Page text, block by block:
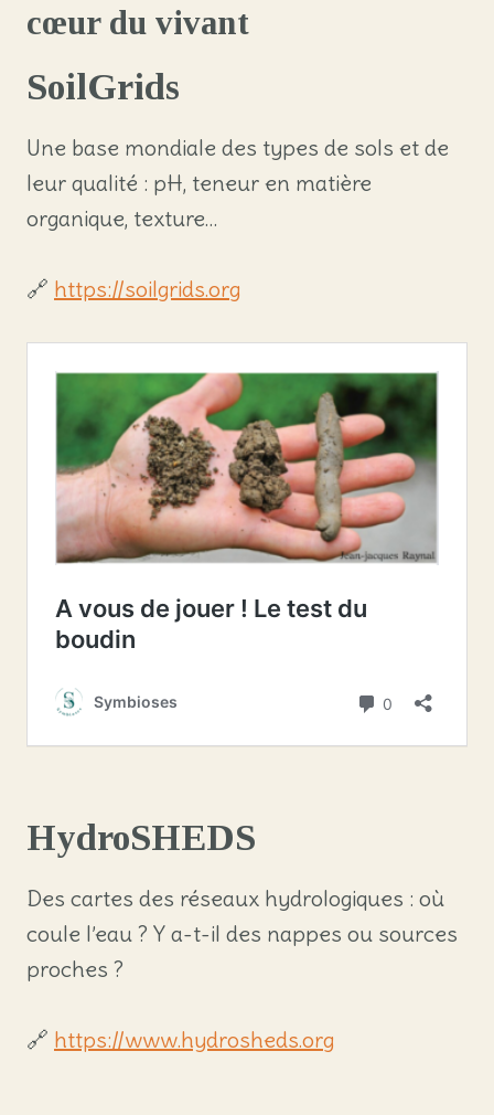
cœur du vivant
SoilGrids
Une base mondiale des types de sols et de
leur qualité : pH, teneur en matière
organique, texture…
🔗 https://soilgrids.org
HydroSHEDS
Des cartes des réseaux hydrologiques : où
coule l’eau ? Y a-t-il des nappes ou sources
proches ?
🔗 https://www.hydrosheds.org